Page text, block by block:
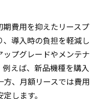
費用を抑えたリースプ
、導入時の負担を軽減し
ップグレードやメンテナ
例えば、新品機種を購入
方、月額リースでは費用
します。